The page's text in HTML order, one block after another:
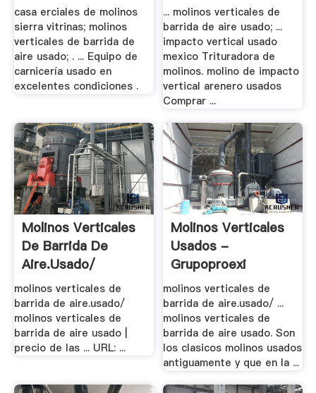
casa erciales de molinos
sierra vitrinas; molinos
verticales de barrida de
aire usado; . ... Equipo de
carnicería usado en
excelentes condiciones .
... molinos verticales de
barrida de aire usado; ...
impacto vertical usado
mexico Trituradora de
molinos. molino de impacto
vertical arenero usados
Comprar ...
Molinos Verticales
De Barrida De
Aire.usado/
molinos verticales de
barrida de aire.usado/
molinos verticales de
barrida de aire usado |
precio de las ... URL: ...
Molinos Verticales
Usados -
Grupoproexi
molinos verticales de
barrida de aire.usado/ ...
molinos verticales de
barrida de aire usado. Son
los clasicos molinos usados
antiguamente y que en la ...